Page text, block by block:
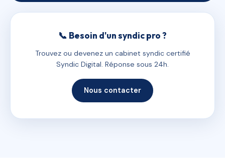
📞 Besoin d'un syndic pro ?
Trouvez ou devenez un cabinet syndic certifié
Syndic Digital. Réponse sous 24h.
Nous contacter